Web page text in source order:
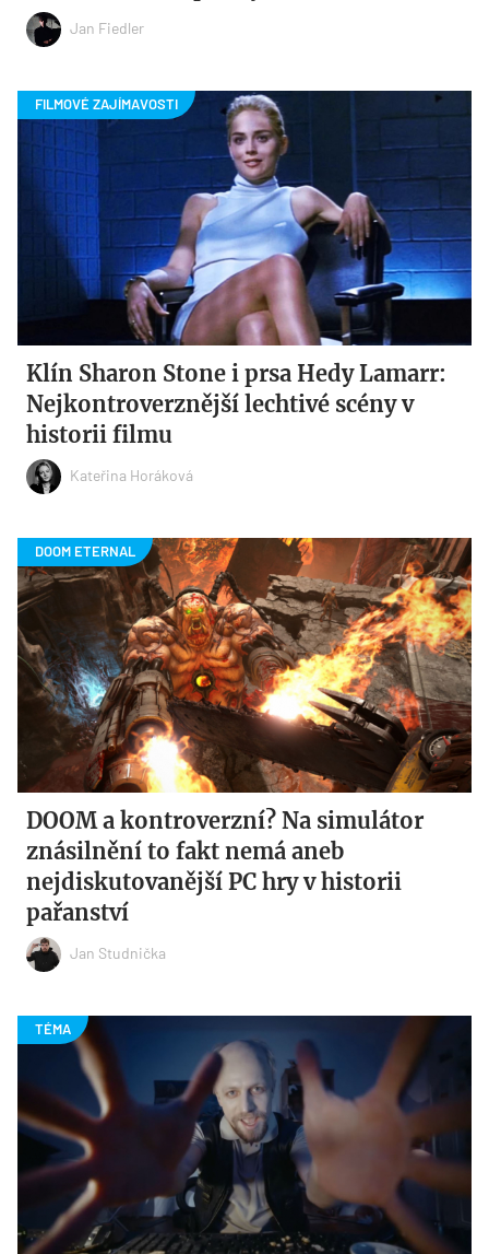
Jan Fiedler
Klín Sharon Stone i prsa Hedy Lamarr:
Nejkontroverznější lechtivé scény v
historii filmu
Kateřina Horáková
DOOM a kontroverzní? Na simulátor
znásilnění to fakt nemá aneb
nejdiskutovanější PC hry v historii
pařanství
Jan Studnička